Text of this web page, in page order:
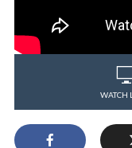
WATCH